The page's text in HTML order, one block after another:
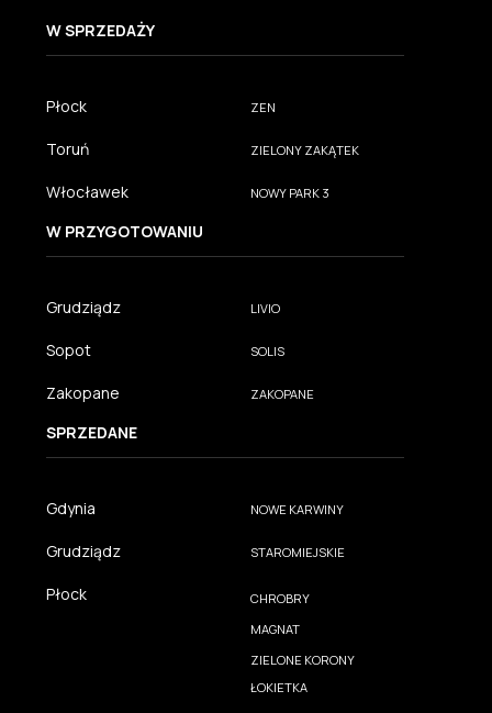
W SPRZEDAŻY
Płock ZEN
Toruń ZIELONY ZAKĄTEK
Włocławek NOWY PARK 3
W PRZYGOTOWANIU
Grudziądz LIVIO
Sopot SOLIS
Zakopane ZAKOPANE
SPRZEDANE
Gdynia NOWE KARWINY
Grudziądz STAROMIEJSKIE
Płock
CHROBRY
MAGNAT
ZIELONE KORONY
ŁOKIETKA